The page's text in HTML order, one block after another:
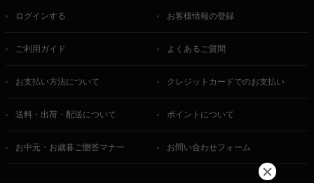
ログインする お客様情報の登録
ご利用ガイド よくあるご質問
お支払い方法について クレジットカードでのお支払い
送料・出荷・配送について ポイントについて
お中元・お歳暮ご贈答マナー お問い合わせフォーム